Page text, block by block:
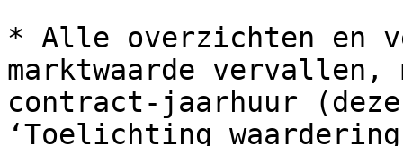
* Alle overzichten en
marktwaarde
contract-jaarhuur
‘Toelichting